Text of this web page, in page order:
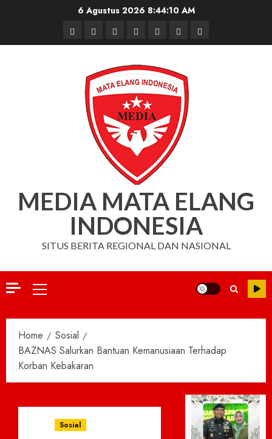
6 Agustus 2026 8:44:11 AM
BerandaNasionalDaerahHukum
dan
Kriminal
Pendidikan
Box
Redaksi
Iklan
MEDIA MATA ELANG
INDONESIA
SITUS BERITA REGIONAL DAN NASIONAL
Primary
Home
Sosial
BAZNAS Salurkan Bantuan Kemanusiaan Terhadap
Korban Kebakaran
Sosial